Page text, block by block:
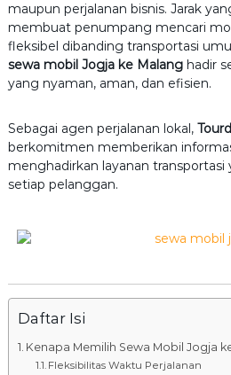
j
a
2
0
2
maupun perjalanan bisnis. Jarak
membuat penumpang mencari
fleksibel dibanding transportasi
sewa mobil Jogja ke Malanghadir
yang nyaman, aman, dan efisien.
Sebagai agen perjalanan lokal,
berkomitmen memberikan
menghadirkan layanan
setiap pelanggan.
Daftar Isi
Kenapa Memilih Sewa Mobil Jogja
Fleksibilitas Waktu Perjalanan